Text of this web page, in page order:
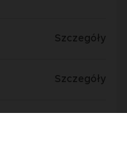
Szczegóły
Szczegóły